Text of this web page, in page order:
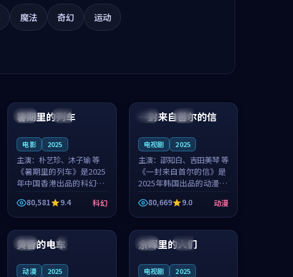
魔法 奇幻 运动
中国 杜比
暑期里的列车
电影 2025
主演：朴艺珍、沐子瑜 等
《暑期里的列车》是2025
年中国香港出品的科幻新
作，主创团队希望用城市
夜归人的故事让观众停下
来想一想。朴艺珍领衔，
沐子瑜担任重要角色，郑
书延的叙...
80,581 9.4 科幻
韩国 热播
一封来自首尔的信
电视剧 2025
主演： 邵知白、吉田美琴 等
《一封来自首尔的信》是
2025年韩国出品的动漫新
作，主创团队希望用高考
往事的故事让观众停下来
想一想。邵知白领衔，吉
田美琴担任重要角色，谢
承南的叙...
80,669 9.0 动漫
日本 4K
99:20
黄昏的电车
动漫 2025
泰国 完结
99:56
余晖里的人们
电视剧 2025